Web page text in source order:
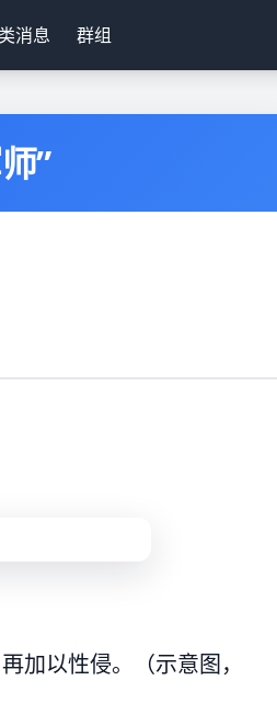
消息 群组
”
加以性侵。（示意图，